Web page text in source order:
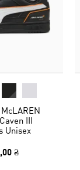
III
Unisex
₴